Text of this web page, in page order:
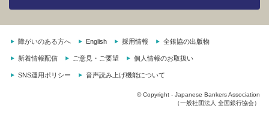
障がいのある方へ English 採用情報 全銀協の出版物
新着情報配信 ご意見・ご要望 個人情報のお取扱い
SNS運用ポリシー 音声読み上げ機能について
© Copyright - Japanese Bankers Association
（一般社団法人 全国銀行協会）